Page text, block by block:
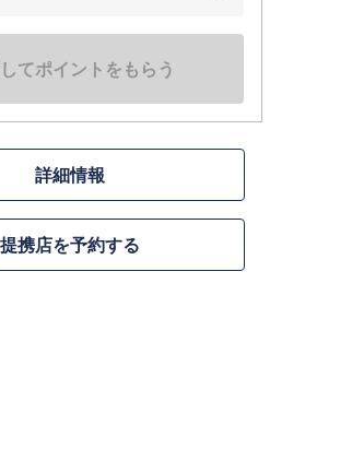
てポイントをもらう
詳細情報
提携店を予約する